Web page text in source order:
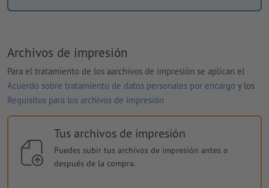
Archivos de impresión
Para el tratamiento de los aarchivos de impresión se aplican el
Acuerdo sobre tratamiento de datos personales por encargo y los
Requisitos para los archivos de impresión
Tus archivos de impresión
Puedes subir tus archivos de impresión antes o
después de la compra.